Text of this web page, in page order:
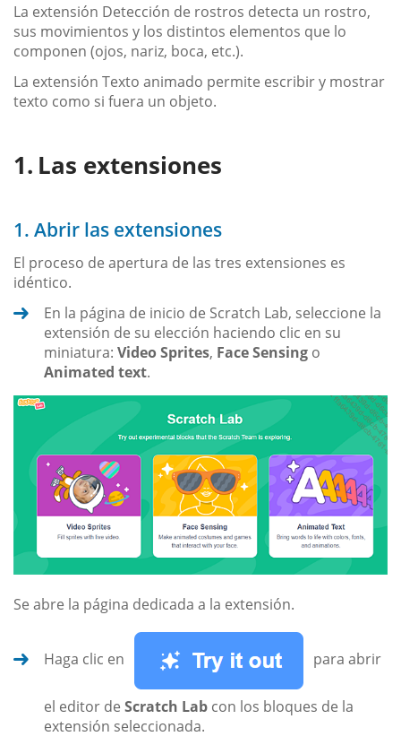
La extensión Detección de rostros detecta un rostro,
sus movimientos y los distintos elementos que lo
componen (ojos, nariz, boca, etc.).
La extensión Texto animado permite escribir y mostrar
texto como si fuera un objeto.
Las extensiones
1. Abrir las extensiones
El proceso de apertura de las tres extensiones es
idéntico.
En la página de inicio de Scratch Lab, seleccione la
extensión de su elección haciendo clic en su
miniatura: Video Sprites, Face Sensing o
Animated text.
Se abre la página dedicada a la extensión.
Haga clic en para abrir
el editor de Scratch Lab con los bloques de la
extensión seleccionada.